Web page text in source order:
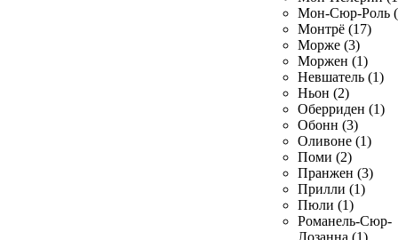
Мон-Сюр-Роль
Монтрё (17)
Морже (3)
Моржен (1)
Невшатель (1)
Ньон (2)
Оберриден (1)
Обонн (3)
Оливоне (1)
Поми (2)
Пранжен (3)
Прилли (1)
Пюли (1)
Романель-Сюр-
Лозанна (1)